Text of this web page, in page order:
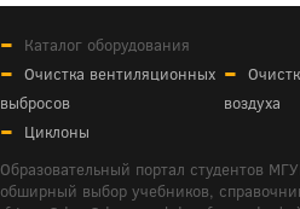
Каталог оборудования
Очистка вентиляционных
выбросов
воздуха
Циклоны
Образовательный портал студентов
обширный выбор учебников,